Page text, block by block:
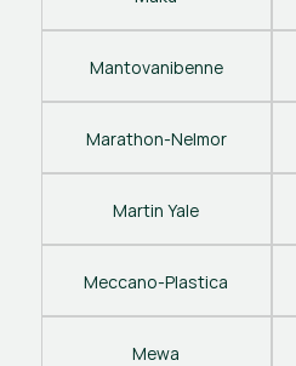
Mantovanibenne
Marathon-Nelmor
Martin Yale
Meccano-Plastica
Mewa